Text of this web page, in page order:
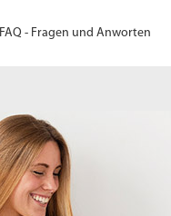
FAQ - Fragen und Anworten